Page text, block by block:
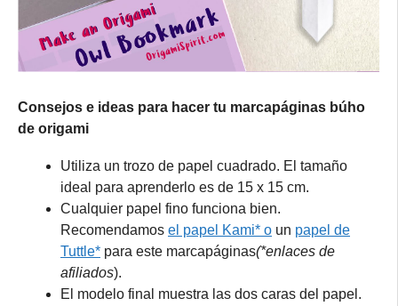
Consejos e ideas para hacer tu marcapáginas búho
de origami
Utiliza un trozo de papel cuadrado. El tamaño
ideal para aprenderlo es de 15 x 15 cm.
Cualquier papel fino funciona bien.
Recomendamos el papel Kami* o un papel de
Tuttle* para este marcapáginas(*enlaces de
afiliados).
El modelo final muestra las dos caras del papel.